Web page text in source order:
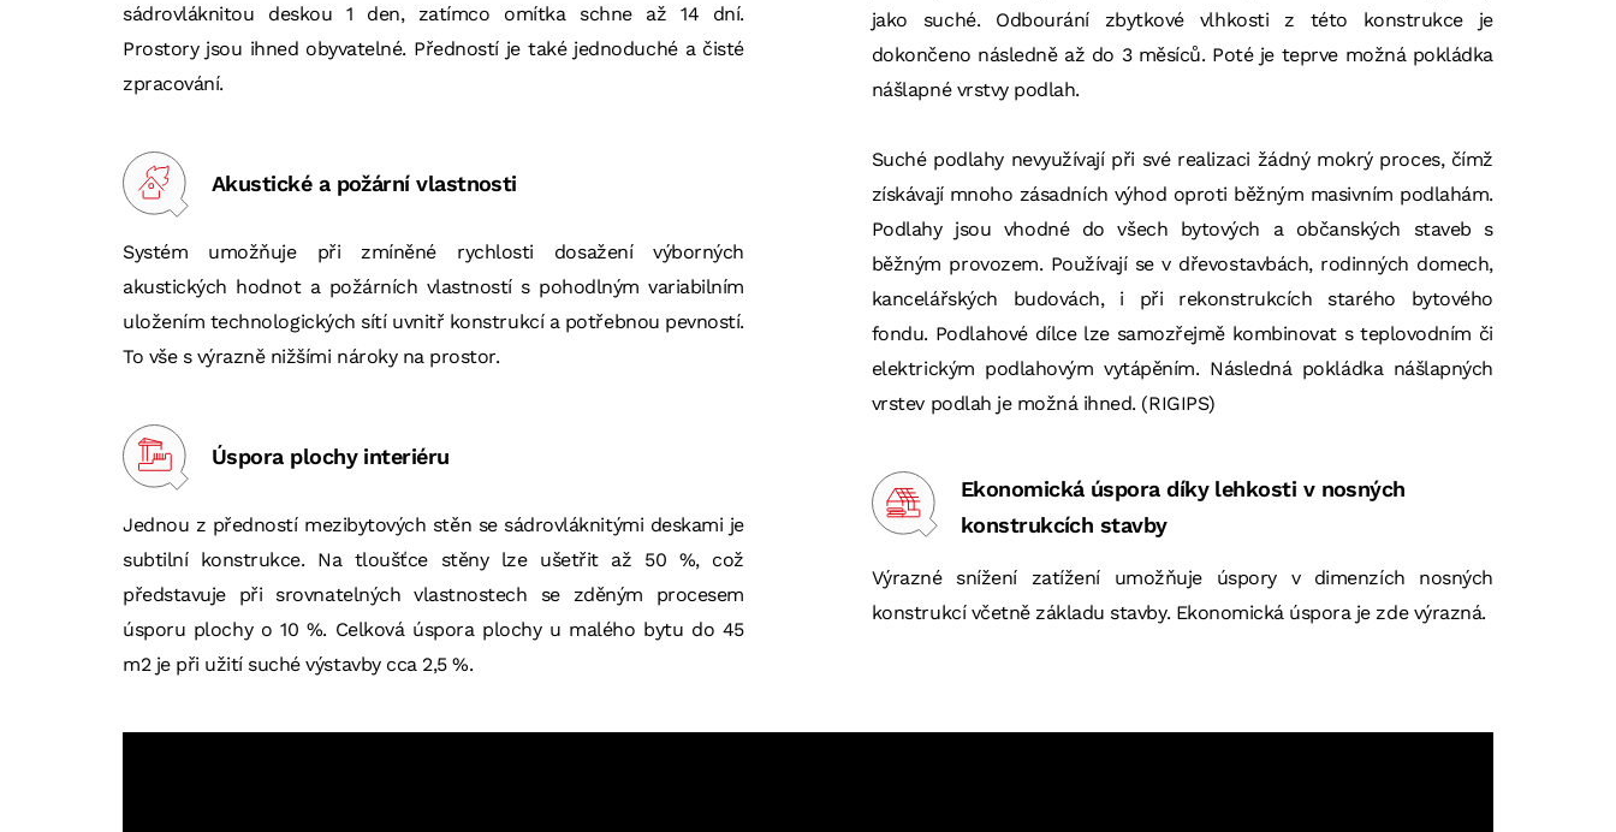
sádrovláknitou deskou 1 den, zatímco omítka schne až 14 dní.
Prostory jsou ihned obyvatelné. Předností je také jednoduché a čisté
zpracování.
Akustické a požární vlastnosti
Systém umožňuje při zmíněné rychlosti dosažení výborných
akustických hodnot a požárních vlastností s pohodlným variabilním
uložením technologických sítí uvnitř konstrukcí a potřebnou pevností.
To vše s výrazně nižšími nároky na prostor.
Úspora plochy interiéru
Jednou z předností mezibytových stěn se sádrovláknitými deskami je
subtilní konstrukce. Na tloušťce stěny lze ušetřit až 50 %, což
představuje při srovnatelných vlastnostech se zděným procesem
úsporu plochy o 10 %. Celková úspora plochy u malého bytu do 45
m2 je při užití suché výstavby cca 2,5 %.
jako suché. Odbourání zbytkové vlhkosti z této konstrukce je
dokončeno následně až do 3 měsíců. Poté je teprve možná pokládka
nášlapné vrstvy podlah.
Suché podlahy nevyužívají při své realizaci žádný mokrý proces, čímž
získávají mnoho zásadních výhod oproti běžným masivním podlahám.
Podlahy jsou vhodné do všech bytových a občanských staveb s
běžným provozem. Používají se v dřevostavbách, rodinných domech,
kancelářských budovách, i při rekonstrukcích starého bytového
fondu. Podlahové dílce lze samozřejmě kombinovat s teplovodním či
elektrickým podlahovým vytápěním. Následná pokládka nášlapných
vrstev podlah je možná ihned. (RIGIPS)
Ekonomická úspora díky lehkosti v nosných
konstrukcích stavby
Výrazné snížení zatížení umožňuje úspory v dimenzích nosných
konstrukcí včetně základu stavby. Ekonomická úspora je zde výrazná.